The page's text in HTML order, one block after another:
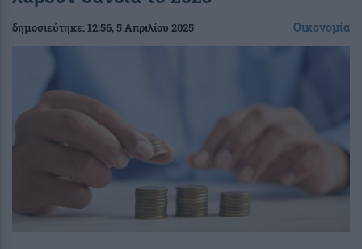
δημοσιεύτηκε:12:56, 5 Απριλίου 2025 Οικονομία